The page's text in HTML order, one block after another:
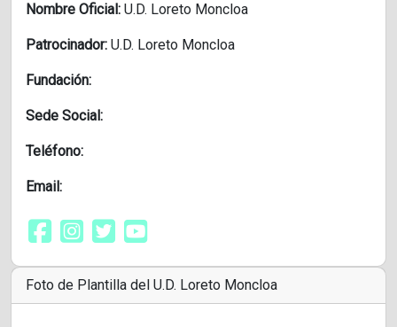
Nombre Oficial: U.D. Loreto Moncloa
Patrocinador: U.D. Loreto Moncloa
Fundación:
Sede Social:
Teléfono:
Email:
Foto de Plantilla del U.D. Loreto Moncloa